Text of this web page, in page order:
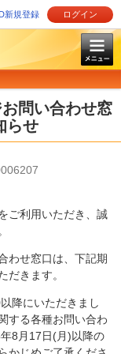
新規登録 ログイン
問い合わせ窓
らせ
ご利用いただき、誠
わせ窓口は、下記期
だきます。
降にいただきまし
する各種お問い合わ
8月17日(月)以降の